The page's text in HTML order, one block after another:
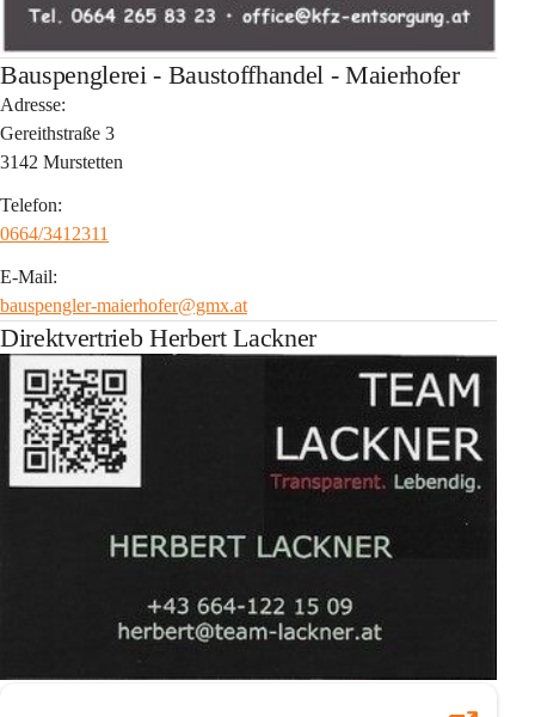
Bauspenglerei - Baustoffhandel - Maierhofer
Adresse:
Gereithstraße 3
3142 Murstetten
Telefon:
0664/3412311
E-Mail:
bauspengler-maierhofer@gmx.at
Direktvertrieb Herbert Lackner